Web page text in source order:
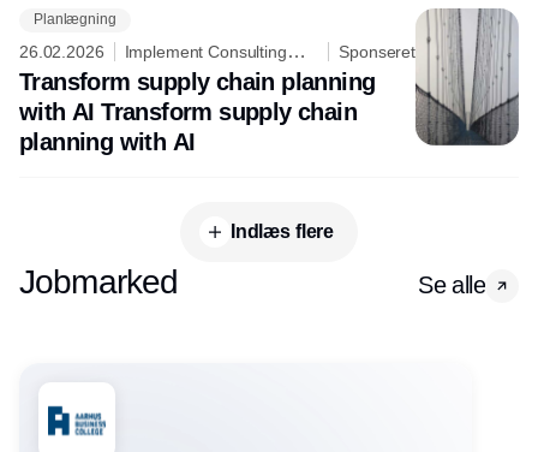
Planlægning
26.02.2026
Implement Consulting
Group
Sponseret
Transform supply chain planning
with AI Transform supply chain
planning with AI
Indlæs flere
Jobmarked Se alle